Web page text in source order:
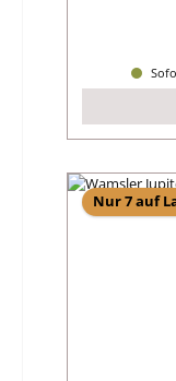
Nur 7 auf